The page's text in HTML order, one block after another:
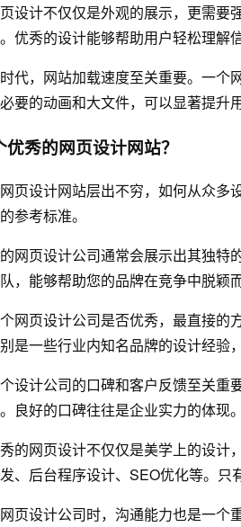
设计不仅仅是外观的展示，更需
优秀的设计能够帮助用户轻松理解
代，网站加载速度至关重要。一
要的动画和大文件，可以显著提升
秀的网页设计网站？
页设计网站层出不穷，如何从众
参考标准。
网页设计公司通常会展示出其独
，能够帮助您的品牌在竞争中脱颖而
网页设计公司是否优秀，最直接
是一些行业内知名品牌的设计经验
设计公司的口碑和客户反馈至关
良好的口碑往往是企业实力的体现。
的网页设计不仅仅是美学上的设
、后台程序设计、SEO优化等。只
页设计公司时，沟通能力也是一